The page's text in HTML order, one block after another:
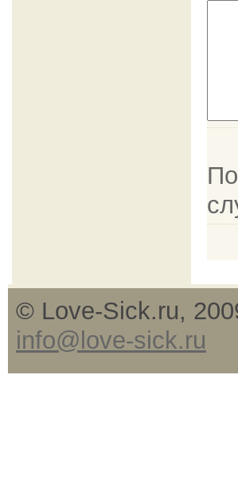
© Love-Sick.ru,
info@love-sick.ru